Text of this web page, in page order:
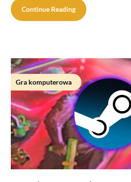
Continue Reading
Gra komputerowa